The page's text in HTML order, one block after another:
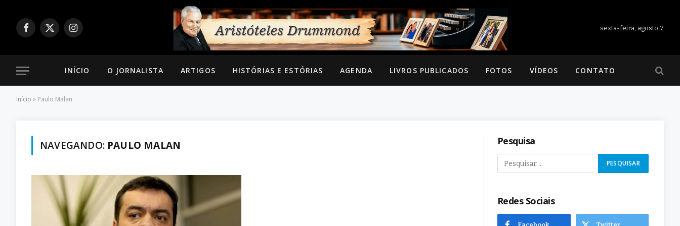
Facebook
X
Instagram
sexta-feira, agosto 7
INÍCIO O JORNALISTA ARTIGOS HISTÓRIAS E ESTÓRIAS AGENDA LIVROS PUBLICADOS FOTOS VÍDEOS CONTATO
Início » Paulo Malan
NAVEGANDO: PAULO MALAN Pesquisa
Redes Sociais